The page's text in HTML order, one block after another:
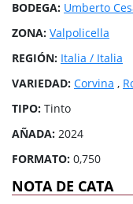
BODEGA: Umberto
ZONA: Valpolicella
REGIÓN: Italia / Italia
VARIEDAD: Corvina ,
TIPO: Tinto
AÑADA: 2024
FORMATO: 0,750
NOTA DE CATA